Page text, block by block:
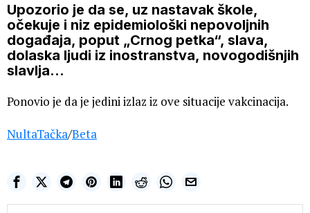
Upozorio je da se, uz nastavak škole,
očekuje i niz epidemiološki nepovoljnih
događaja, poput „Crnog petka“, slava,
dolaska ljudi iz inostranstva, novogodišnjih
slavlja…
Ponovio je da je jedini izlaz iz ove situacije vakcinacija.
NultaTačka/Beta